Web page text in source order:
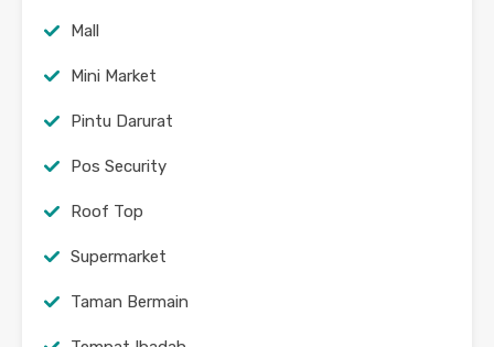
Mall
Mini Market
Pintu Darurat
Pos Security
Roof Top
Supermarket
Taman Bermain